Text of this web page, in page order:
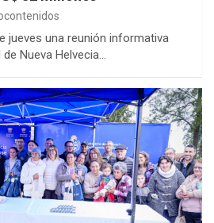
jueves una reunión informativa
Nueva Helvecia…